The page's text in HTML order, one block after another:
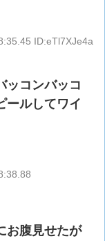
ID:eTl7XJe4a
ッコンバッコ
ールしてワイ
お腹見せたが